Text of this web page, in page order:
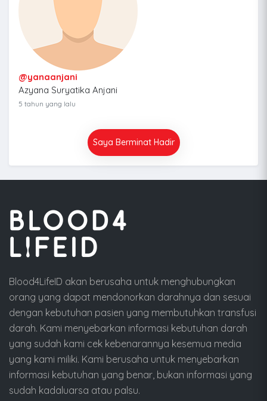
@yanaanjani
Azyana Suryatika Anjani
5 tahun yang lalu
Saya Berminat Hadir
Blood4LifeID akan berusaha untuk menghubungkan
orang yang dapat mendonorkan darahnya dan sesuai
dengan kebutuhan pasien yang membutuhkan transfusi
darah. Kami menyebarkan informasi kebutuhan darah
yang sudah kami cek kebenarannya kesemua media
yang kami miliki. Kami berusaha untuk menyebarkan
informasi kebutuhan yang benar, bukan informasi yang
sudah kadaluarsa atau palsu.